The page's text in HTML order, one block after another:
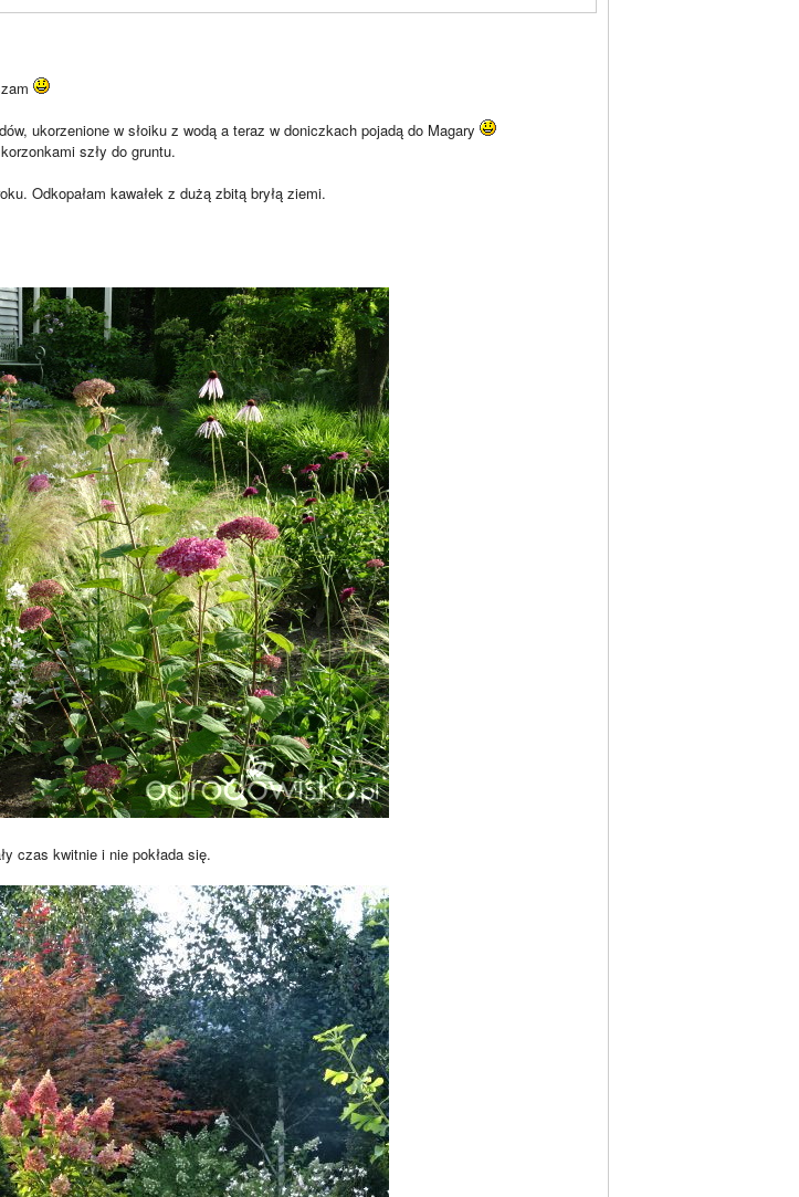
ukorzenione w słoiku z wodą a teraz w doniczkach pojadą do Magary
szły do gruntu.
Odkopałam kawałek z dużą zbitą bryłą ziemi.
czas kwitnie i nie pokłada się.